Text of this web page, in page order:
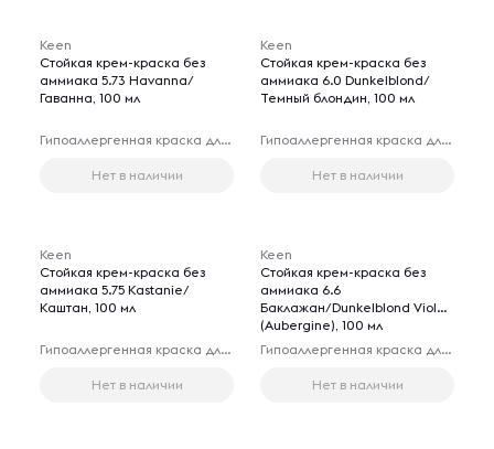
Keen
Стойкая крем-краска без
аммиака 5.73 Havanna/
Гаванна, 100 мл
Гипоаллергенная краска для волос
Нет в наличии
Keen
Стойкая крем-краска без
аммиака 6.0 Dunkelblond/
Темный блондин, 100 мл
Гипоаллергенная краска для волос
Нет в наличии
Keen
Стойкая крем-краска без
аммиака 5.75 Kastanie/
Каштан, 100 мл
Гипоаллергенная краска для волос
Нет в наличии
Keen
Стойкая крем-краска без
аммиака 6.6
Баклажан/Dunkelblond Violett
(Aubergine), 100 мл
Гипоаллергенная краска для волос
Нет в наличии